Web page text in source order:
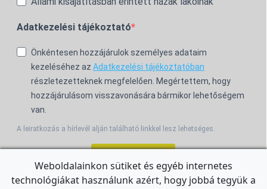
Adatkezelési tájékoztató
Önkéntesen hozzájárulok személyes adataim
kezeléséhez az Adatkezelési tájékoztatóban
részletezetteknek megfelelően. Megértettem, hogy
hozzájárulásom visszavonására bármikor lehetőségem
van.
A leiratkozás a hírlevél alján található linkkel lesz lehetséges.
Weboldalainkon sütiket és egyéb internetes
technológiákat használunk azért, hogy jobbá tegyük a